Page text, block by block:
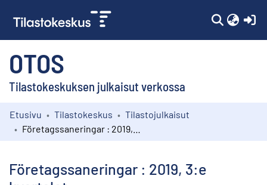
OTOS
Tilastokeskuksen julkaisut verkossa
Kokoelmat
Etusivu Tilastokeskus
Tilastojulkaisut
Företagssaneringar : 2019, 3:e